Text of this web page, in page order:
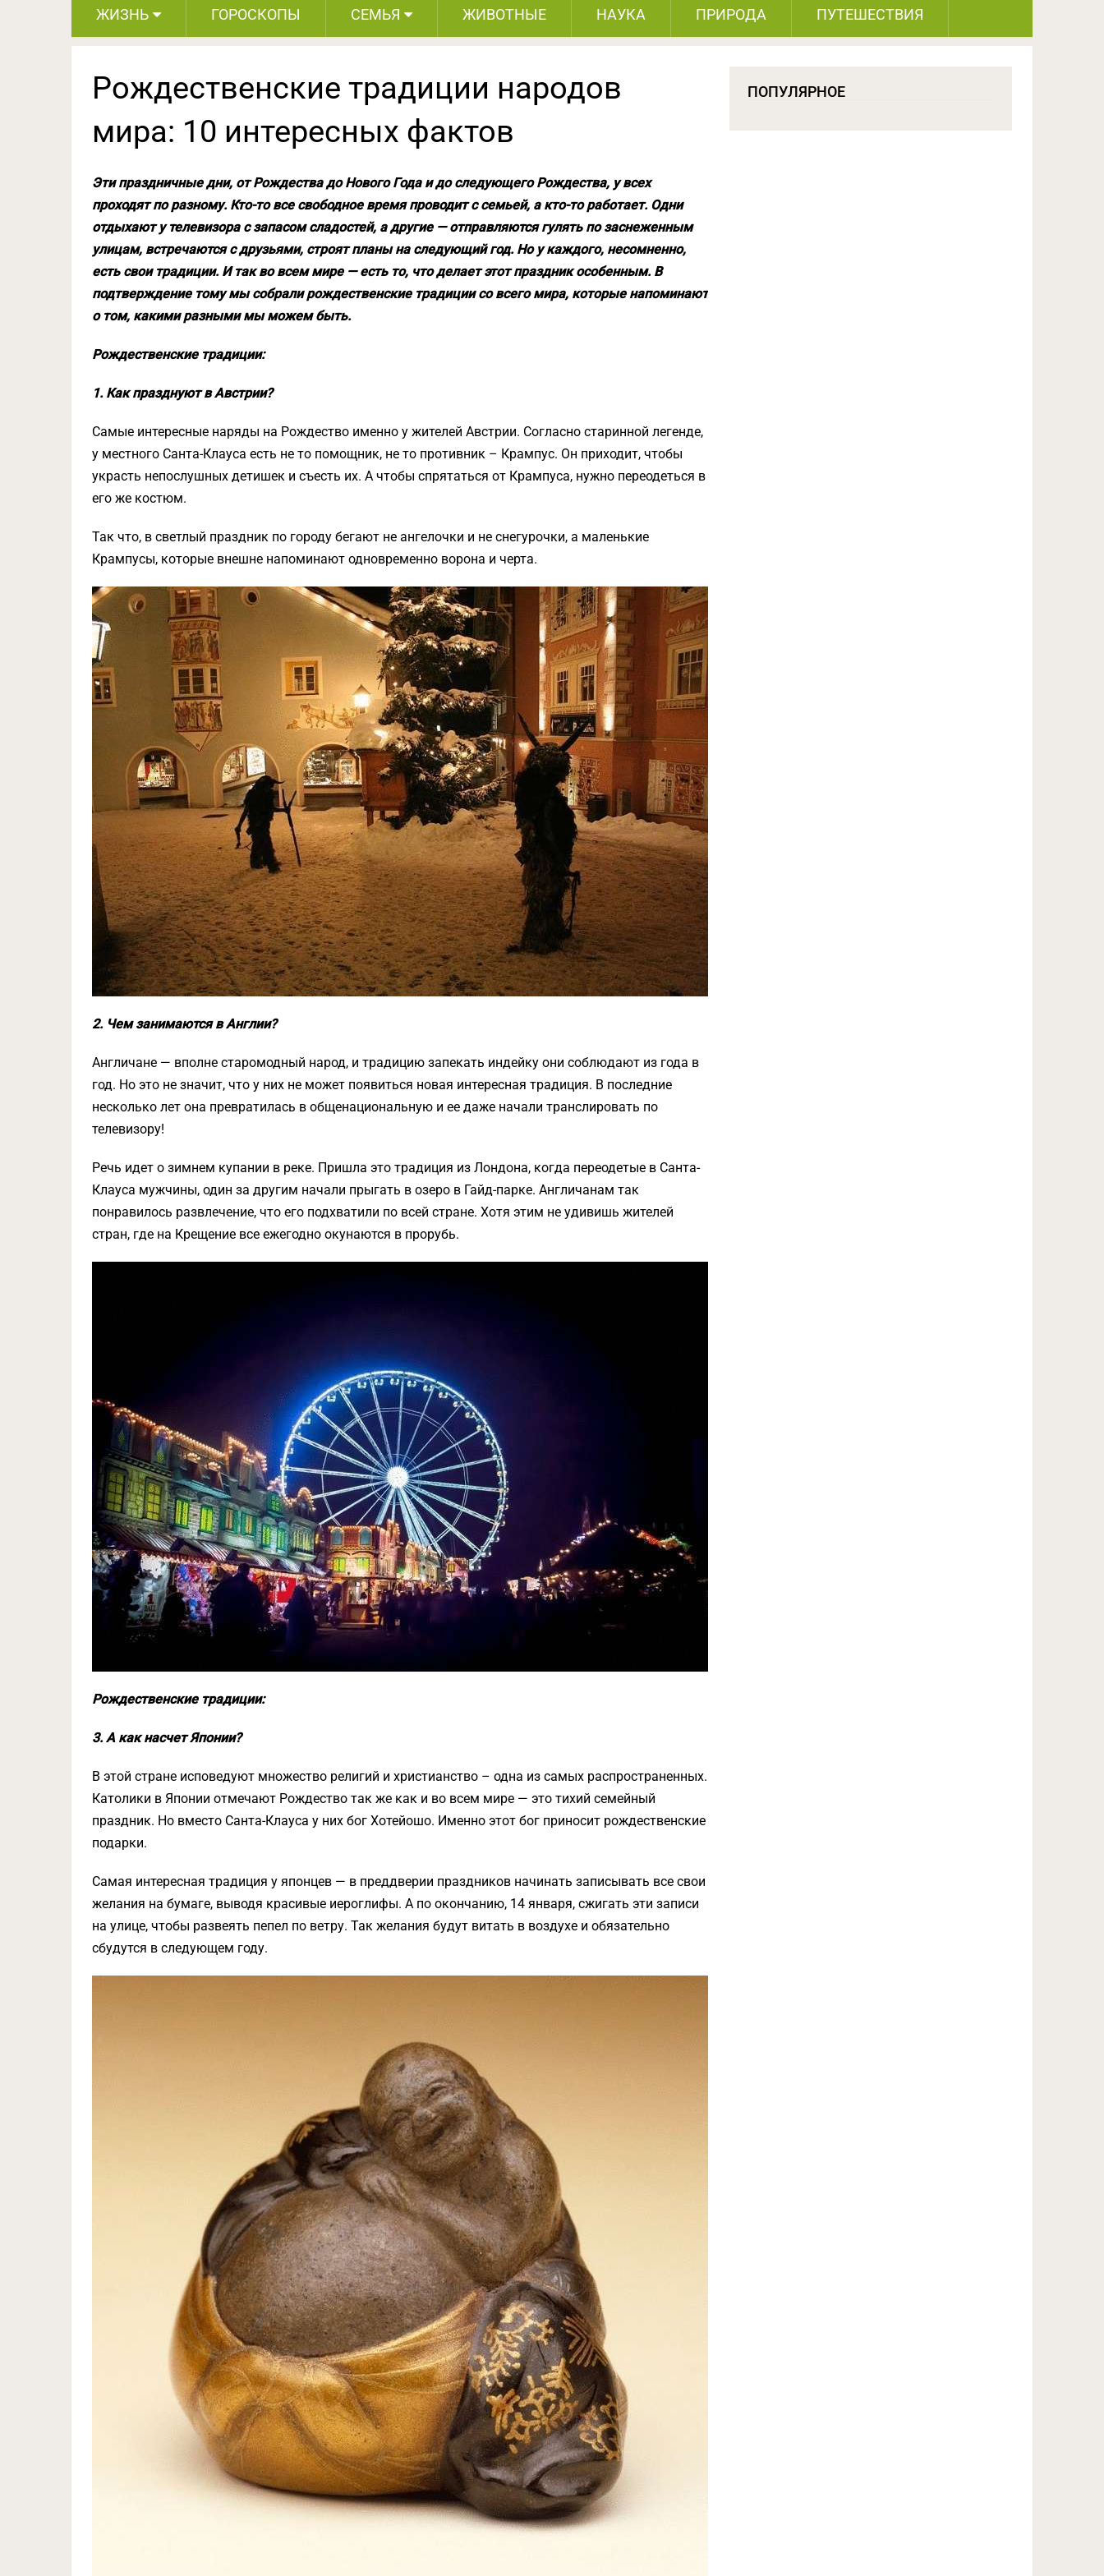
ЖИЗНЬ ГОРОСКОПЫ СЕМЬЯ ЖИВОТНЫЕ НАУКА ПРИРОДА ПУТЕШЕСТВИЯ
Рождественские традиции народов
мира: 10 интересных фактов
Эти праздничные дни, от Рождества до Нового Года и до следующего Рождества, у всех
проходят по разному. Кто-то все свободное время проводит с семьей, а кто-то работает. Одни
отдыхают у телевизора с запасом сладостей, а другие — отправляются гулять по заснеженным
улицам, встречаются с друзьями, строят планы на следующий год. Но у каждого, несомненно,
есть свои традиции. И так во всем мире — есть то, что делает этот праздник особенным. В
подтверждение тому мы собрали рождественские традиции со всего мира, которые напоминают
о том, какими разными мы можем быть.
Рождественские традиции:
1. Как празднуют в Австрии?
Самые интересные наряды на Рождество именно у жителей Австрии. Согласно старинной легенде,
у местного Санта-Клауса есть не то помощник, не то противник – Крампус. Он приходит, чтобы
украсть непослушных детишек и съесть их. А чтобы спрятаться от Крампуса, нужно переодеться в
его же костюм.
Так что, в светлый праздник по городу бегают не ангелочки и не снегурочки, а маленькие
Крампусы, которые внешне напоминают одновременно ворона и черта.
2. Чем занимаются в Англии?
Англичане — вполне старомодный народ, и традицию запекать индейку они соблюдают из года в
год. Но это не значит, что у них не может появиться новая интересная традиция. В последние
несколько лет она превратилась в общенациональную и ее даже начали транслировать по
телевизору!
Речь идет о зимнем купании в реке. Пришла это традиция из Лондона, когда переодетые в Санта-
Клауса мужчины, один за другим начали прыгать в озеро в Гайд-парке. Англичанам так
понравилось развлечение, что его подхватили по всей стране. Хотя этим не удивишь жителей
стран, где на Крещение все ежегодно окунаются в прорубь.
Рождественские традиции:
3. А как насчет Японии?
В этой стране исповедуют множество религий и христианство – одна из самых распространенных.
Католики в Японии отмечают Рождество так же как и во всем мире — это тихий семейный
праздник. Но вместо Санта-Клауса у них бог Хотейошо. Именно этот бог приносит рождественские
подарки.
Самая интересная традиция у японцев — в преддверии праздников начинать записывать все свои
желания на бумаге, выводя красивые иероглифы. А по окончанию, 14 января, сжигать эти записи
на улице, чтобы развеять пепел по ветру. Так желания будут витать в воздухе и обязательно
сбудутся в следующем году.
ПОПУЛЯРНОЕ